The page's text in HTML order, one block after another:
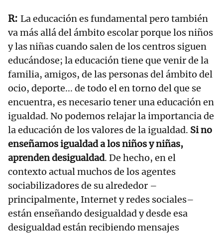
La educación es fundamental pero también
va más allá del ámbito escolar porque los niños
y las niñas cuando salen de los centros siguen
educándose; la educación tiene que venir de la
familia, amigos, de las personas del ámbito del
ocio, deporte... de todo el en torno del que se
encuentra, es necesario tener una educación en
igualdad. No podemos relajar la importancia de
la educación de los valores de la igualdad. Si no
enseñamos igualdad a los niños y niñas,
aprenden desigualdad. De hecho, en el
contexto actual muchos de los agentes
sociabilizadores de su alrededor –
principalmente, Internet y redes sociales–
están enseñando desigualdad y desde esa
desigualdad están recibiendo mensajes